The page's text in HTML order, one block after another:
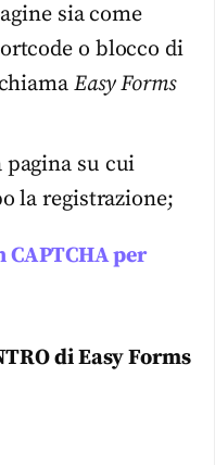
sia come
o blocco di
Easy Forms
pagina su cui
la registrazione;
CAPTCHA per
di Easy Forms